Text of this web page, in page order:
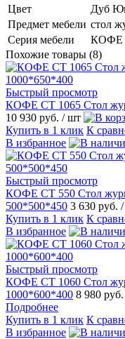
Цвет
Дуб
Предмет мебели стол
Серия мебели
КОФЕ
Похожие товары (8)
Быстрый просмотр
КОФЕ СТ 1065 Стол
10 930 руб. / шт
Купить в 1 клик К
В избранное
Быстрый просмотр
КОФЕ СТ 550 Стол
500*500*450 3 630 руб.
Купить в 1 клик К
В избранное
Быстрый просмотр
КОФЕ СТ 1060 Стол
1000*600*400 8 980 руб.
Подробнее
Купить в 1 клик К
В избранное